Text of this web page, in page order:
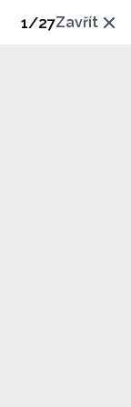
1/27Zavřít